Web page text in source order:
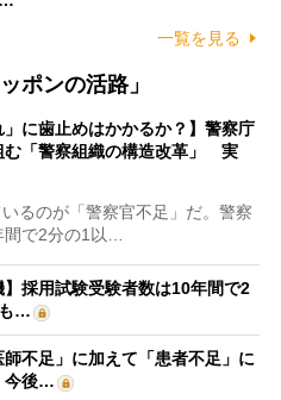
一覧を見る
ポンの活路」
」に歯止めはかかるか？】警察庁
む「警察組織の構造改革」 実
るのが「警察官不足」だ。警察
間で2分の1以…
】採用試験受験者数は10年間で2
…
師不足」に加えて「患者不足」に
今後…